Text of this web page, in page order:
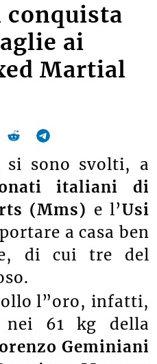
ai
Martial
si sono svolti, a
italiani di
(Mms) e l’Usi
a casa ben
di cui tre del
l”oro, infatti,
nei 61 kg della
Geminiani